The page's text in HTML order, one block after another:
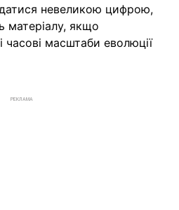
невеликою цифрою,
матеріалу, якщо
часові масштаби еволюції
РЕКЛАМА